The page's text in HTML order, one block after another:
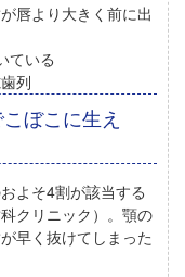
唇より大きく前に出
ている
列
ぼこに生え
よそ4割が該当する
クリニック）。顎の
早く抜けてしまった